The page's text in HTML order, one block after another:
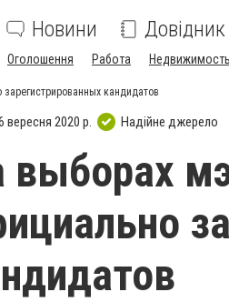
Новини Довідник
Оголошення Работа Недвижимость
кандидатов
вересня 2020 р. Надійне джерело
выборах